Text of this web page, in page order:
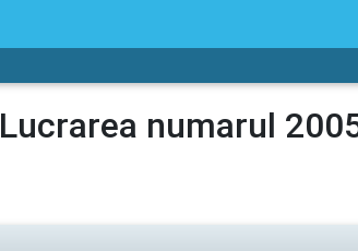
Lucrarea numarul